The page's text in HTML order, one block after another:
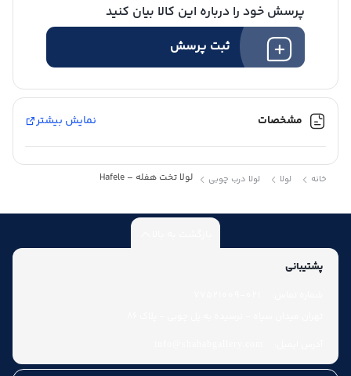
شارژ کیف پول
پرسش خود را درباره این کالا بیان کنید
ثبت پرسش
مشخصات نمایش بیشتر
خانه لولا لولا درب چوبی لولا تخت هفله – Hafele
پشتیبانی